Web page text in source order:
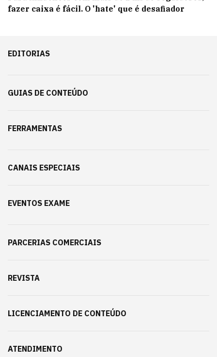
fazer caixa é fácil. O 'hate' que é desafiador
EDITORIAS
GUIAS DE CONTEÚDO
FERRAMENTAS
CANAIS ESPECIAIS
EVENTOS EXAME
PARCERIAS COMERCIAIS
REVISTA
LICENCIAMENTO DE CONTEÚDO
ATENDIMENTO